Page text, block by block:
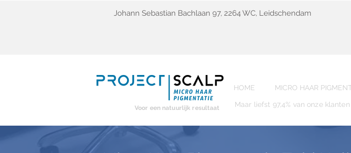
Johann Sebastian Bachlaan 97, 2264 WC, Leidschendam
Voor een natuurlijk resultaat
HOME MICRO HAAR
Maar liefst 97,4% van onze